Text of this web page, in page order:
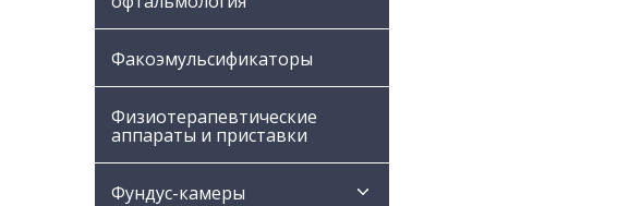
Факоэмульсификаторы
Физиотерапевтические
аппараты и приставки
Фундус-камеры